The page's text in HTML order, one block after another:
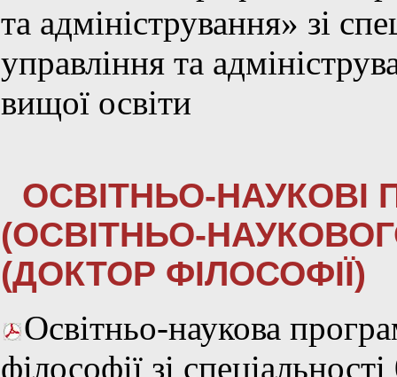
та адміністрування» зі
управління та
вищої освіти
ОСВІТНЬО-НАУКОВІ
(ОСВІТНЬО-
(ДОКТОР ФІЛОСОФІЇ)
Освітньо-наукова
філософії зі